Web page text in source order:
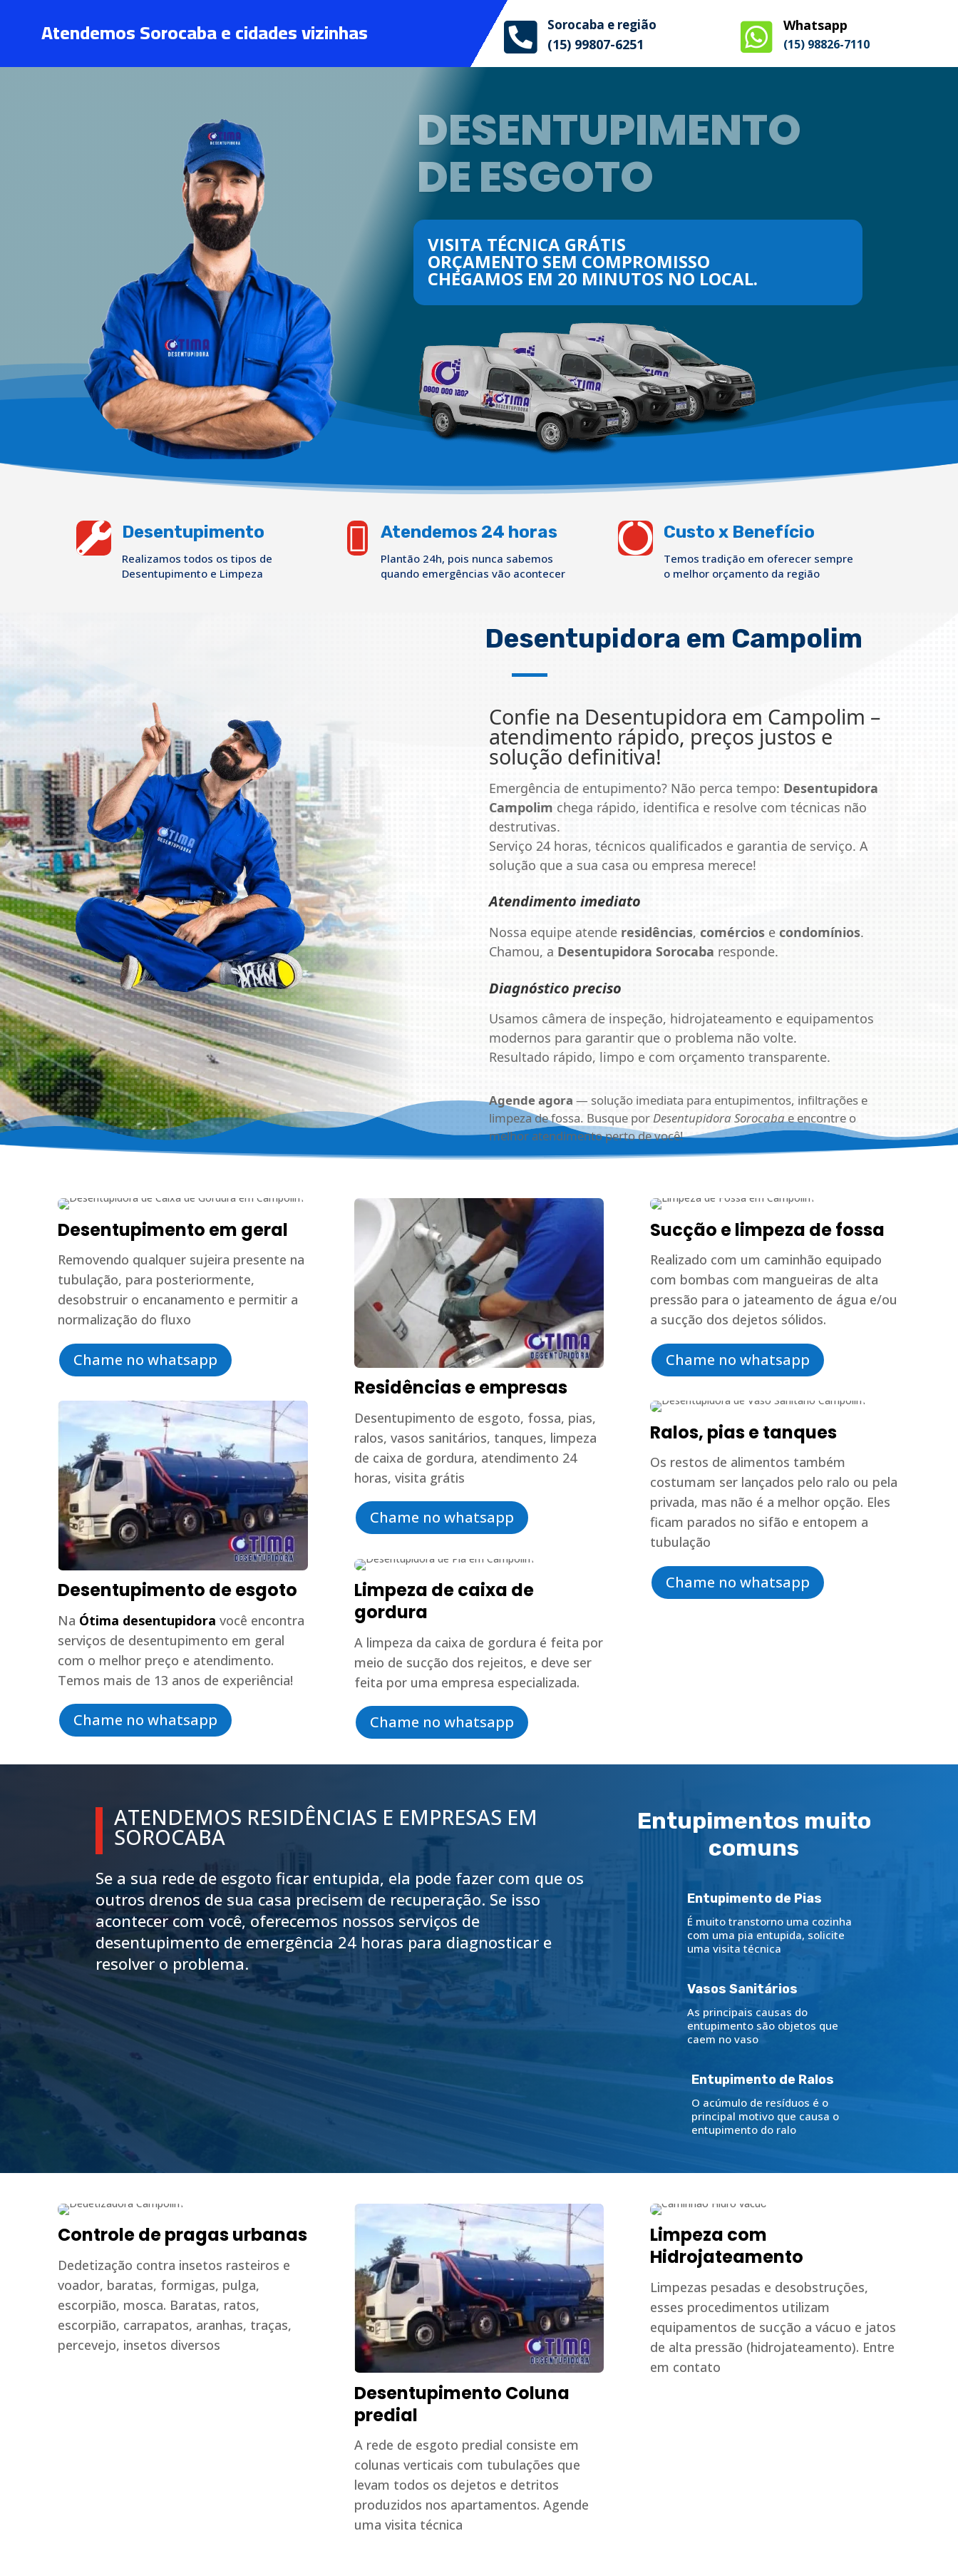
Atendemos Sorocaba e cidades vizinhas  Sorocaba e região
(15) 99807-6251  Whatsapp
(15) 98826-7110​
DESENTUPIMENTO
DE ESGOTO
VISITA TÉCNICA GRÁTIS
ORÇAMENTO SEM COMPROMISSO
CHEGAMOS EM 20 MINUTOS NO LOCAL.
 Desentupimento
Realizamos todos os tipos de
Desentupimento e Limpeza
 Atendemos 24 horas
Plantão 24h, pois nunca sabemos
quando emergências vão acontecer
 Custo x Benefício
Temos tradição em oferecer sempre
o melhor orçamento da região
Desentupidora em Campolim
Confie na Desentupidora em Campolim –
atendimento rápido, preços justos e
solução definitiva!
Emergência de entupimento? Não perca tempo: Desentupidora
Campolim chega rápido, identifica e resolve com técnicas não
destrutivas.
Serviço 24 horas, técnicos qualificados e garantia de serviço. A
solução que a sua casa ou empresa merece!
Atendimento imediato
Nossa equipe atende residências, comérciose condomínios.
Chamou, a Desentupidora Sorocaba responde.
Diagnóstico preciso
Usamos câmera de inspeção, hidrojateamento e equipamentos
modernos para garantir que o problema não volte.
Resultado rápido, limpo e com orçamento transparente.
Agende agora — solução imediata para entupimentos, infiltrações e
limpeza de fossa. Busque porDesentupidora Sorocabae encontre o
melhor atendimento perto de você!
Desentupimento em geral
Removendo qualquer sujeira presente na
tubulação, para posteriormente,
desobstruir o encanamento e permitir a
normalização do fluxo
Chame no whatsapp
Desentupimento de esgoto
Na Ótima desentupidora você encontra
serviços de desentupimento em geral
com o melhor preço e atendimento.
Temos mais de 13 anos de experiência!
Chame no whatsapp
Residências e empresas
Desentupimento de esgoto, fossa, pias,
ralos, vasos sanitários, tanques, limpeza
de caixa de gordura, atendimento 24
horas, visita grátis
Chame no whatsapp
Limpeza de caixa de
gordura
A limpeza da caixa de gordura é feita por
meio de sucção dos rejeitos, e deve ser
feita por uma empresa especializada.
Chame no whatsapp
Sucção e limpeza de fossa
Realizado com um caminhão equipado
com bombas com mangueiras de alta
pressão para o jateamento de água e/ou
a sucção dos dejetos sólidos.
Chame no whatsapp
Ralos, pias e tanques
Os restos de alimentos também
costumam ser lançados pelo ralo ou pela
privada, mas não é a melhor opção. Eles
ficam parados no sifão e entopem a
tubulação
Chame no whatsapp
ATENDEMOS RESIDÊNCIAS E EMPRESAS EM
SOROCABA
Se a sua rede de esgoto ficar entupida, ela pode fazer com que os
outros drenos de sua casa precisem de recuperação. Se isso
acontecer com você, oferecemos nossos serviços de
desentupimento de emergência 24 horas para diagnosticar e
resolver o problema.
Entupimentos muito
comuns
Entupimento de Pias
É muito transtorno uma cozinha
com uma pia entupida, solicite
uma visita técnica
Vasos Sanitários
As principais causas do
entupimento são objetos que
caem no vaso
Entupimento de Ralos
O acúmulo de resíduos é o
principal motivo que causa o
entupimento do ralo
Controle de pragas urbanas
Dedetização contra insetos rasteiros e
voador, baratas, formigas, pulga,
escorpião, mosca. Baratas, ratos,
escorpião, carrapatos, aranhas, traças,
percevejo, insetos diversos
Desentupimento Coluna
predial
A rede de esgoto predial consiste em
colunas verticais com tubulações que
levam todos os dejetos e detritos
produzidos nos apartamentos. Agende
uma visita técnica
Limpeza com
Hidrojateamento
Limpezas pesadas e desobstruções,
esses procedimentos utilizam
equipamentos de sucção a vácuo e jatos
de alta pressão (hidrojateamento). Entre
em contato